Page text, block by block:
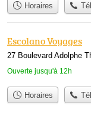
Horaires
Escolano Voyages
27 Boulevard Adolphe
Ouverte jusqu'à 12h
Horaires